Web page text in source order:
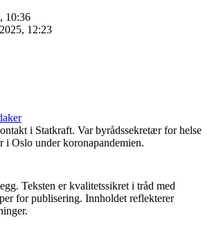
10:36
12:23
i Statkraft. Var byrådssekretær for helse
i Oslo under koronapandemien.
Teksten er kvalitetssikret i tråd med
for publisering. Innholdet reflekterer